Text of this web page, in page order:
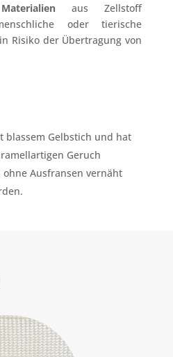
aus Zellstoff
oder tierische
Risiko der Übertragung von
blassem Gelbstich und hat
Geruch
Ausfransen vernäht